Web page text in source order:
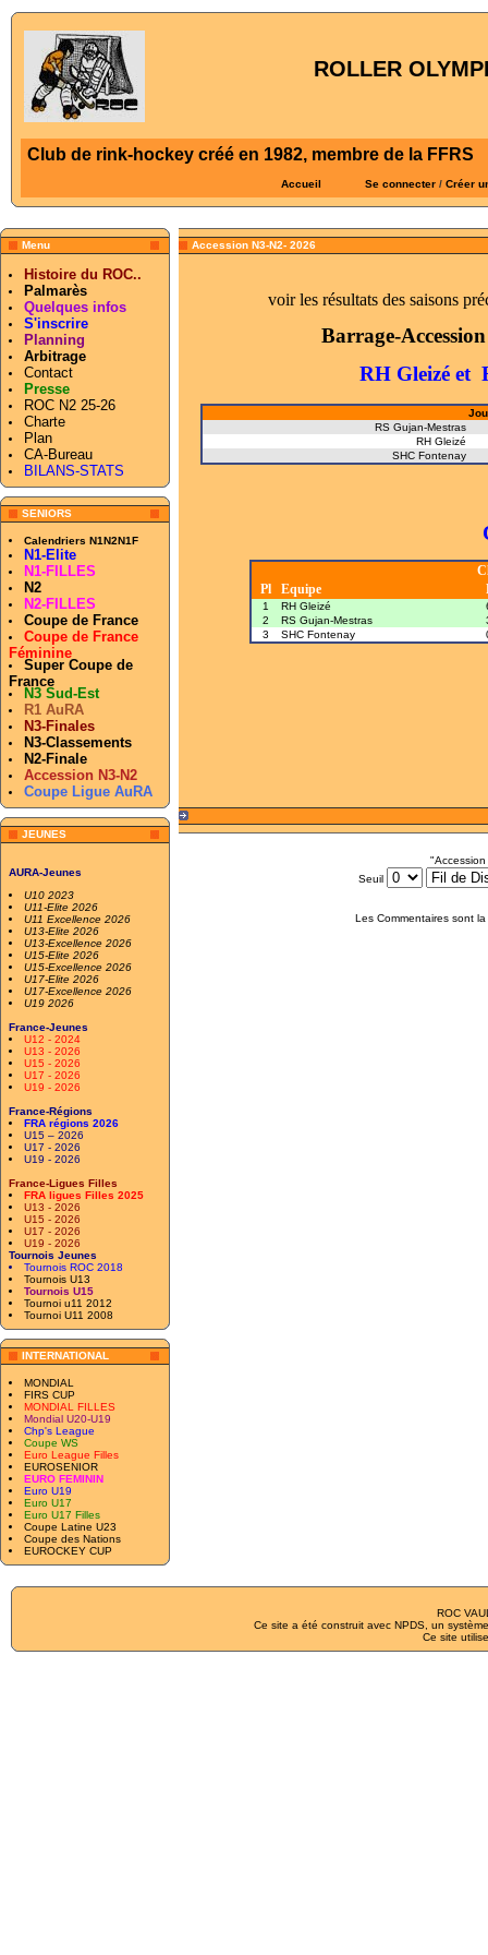
ROLLER
Club de rink-hockey créé en 1982, membre de la FFRS
Accueil Se connecter / Créer
Menu
Histoire du ROC..
Palmarès
Quelques infos
S'inscrire
Planning
Arbitrage
Contact
Presse
ROC N2 25-26
Charte
Plan
CA-Bureau
BILANS-STATS
SENIORS
Calendriers N1N2N1F
N1-Elite
N1-FILLES
N2
N2-FILLES
Coupe de France
Coupe de France
Féminine
Super Coupe de
France
N3 Sud-Est
R1 AuRA
N3-Finales
N3-Classements
N2-Finale
Accession N3-N2
Coupe Ligue AuRA
JEUNES
AURA-Jeunes
U10 2023
U11-Elite 2026
U11 Excellence 2026
U13-Elite 2026
U13-Excellence 2026
U15-Elite 2026
U15-Excellence 2026
U17-Elite 2026
U17-Excellence 2026
U19 2026
France-Jeunes
U12 - 2024
U13 - 2026
U15 - 2026
U17 - 2026
U19 - 2026
France-Régions
FRA régions 2026
U15 – 2026
U17 - 2026
U19 - 2026
France-Ligues Filles
FRA ligues Filles 2025
U13 - 2026
U15 - 2026
U17 - 2026
U19 - 2026
Tournois Jeunes
Tournois ROC 2018
Tournois U13
Tournois U15
Tournoi u11 2012
Tournoi U11 2008
INTERNATIONAL
MONDIAL
FIRS CUP
MONDIAL FILLES
Mondial U20-U19
Chp's League
Coupe WS
Euro League Filles
EUROSENIOR
EURO FEMININ
Euro U19
Euro U17
Euro U17 Filles
Coupe Latine U23
Coupe des Nations
EUROCKEY CUP
Accession N3-N2- 2026
voir les résultats des saisons
Barrage-
RH Gleizé et
RS Gujan-Mestras
RH Gleizé
SHC Fontenay
Pl
Equipe
1 RH Gleizé
2
RS Gujan-Mestras
3
SHC Fontenay
Seuil
Les Commentaires sont
ROC
Ce site a été construit avec NPDS , un
Ce site